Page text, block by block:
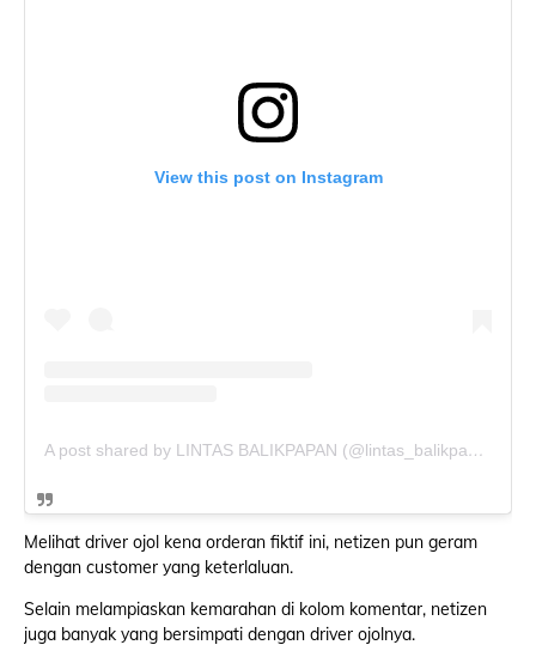
View this post on Instagram
A post shared by LINTAS BALIKPAPAN (@lintas_balikpapan)
Melihat driver ojol kena orderan fiktif ini, netizen pun geram
dengan customer yang keterlaluan.
Selain melampiaskan kemarahan di kolom komentar, netizen
juga banyak yang bersimpati dengan driver ojolnya.